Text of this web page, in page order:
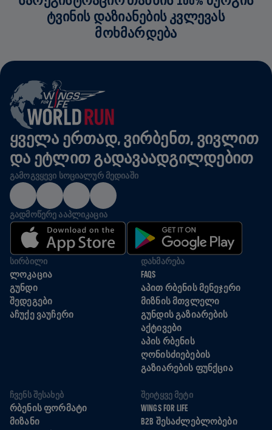
ᲢᲕᲘᲜᲘᲡ ᲓᲐᲖᲘᲐᲜᲔᲑᲘᲡ ᲙᲕᲚᲔᲕᲐᲡ
ᲛᲝᲮᲛᲐᲠᲓᲔᲑᲐ
ᲧᲕᲔᲚᲐ ᲔᲠᲗᲐᲓ, ᲕᲘᲠᲑᲔᲜᲗ, ᲕᲘᲕᲚᲘᲗ
ᲓᲐ ᲔᲢᲚᲘᲗ ᲒᲐᲓᲐᲕᲐᲐᲓᲒᲘᲚᲓᲔᲑᲘᲗ
ᲒᲐᲛᲝᲒᲕᲧᲔᲕᲘ ᲡᲝᲪᲘᲐᲚᲣᲠ ᲛᲔᲓᲘᲐᲨᲘ
ᲒᲐᲓᲛᲝᲬᲔᲠᲔ ᲐᲐᲞᲚᲘᲙᲐᲪᲘᲐ
ᲡᲘᲠᲑᲘᲚᲘ
ᲚᲝᲙᲐᲪᲘᲐ
ᲒᲣᲜᲓᲘ
ᲨᲔᲓᲔᲒᲔᲑᲘ
ᲐᲩᲣᲥᲔ ᲕᲐᲣᲩᲔᲠᲘ
ᲓᲐᲮᲛᲐᲠᲔᲑᲐ
FAQS
ᲐᲞᲘᲗ ᲠᲑᲔᲜᲘᲡ ᲛᲔᲜᲔᲯᲔᲠᲘ
ᲛᲘᲖᲜᲘᲡ ᲛᲗᲕᲚᲔᲚᲘ
ᲒᲣᲜᲓᲘᲡ ᲒᲐᲖᲘᲐᲠᲔᲑᲘᲡ
ᲐᲥᲢᲘᲕᲔᲑᲘ
ᲐᲞᲘᲡ ᲠᲑᲔᲜᲘᲡ
ᲦᲝᲜᲘᲡᲫᲘᲔᲑᲔᲑᲘᲡ
ᲒᲐᲖᲘᲐᲠᲔᲑᲘᲡ ᲤᲣᲜᲥᲪᲘᲐ
ᲩᲕᲔᲜᲡ ᲨᲔᲡᲐᲮᲔᲑ
ᲠᲑᲔᲜᲘᲡ ᲤᲝᲠᲛᲐᲢᲘ
ᲛᲘᲖᲐᲜᲘ
ᲨᲔᲘᲢᲧᲕᲔ ᲛᲔᲢᲘ
WINGS FOR LIFE
B2B ᲨᲔᲡᲐᲫᲚᲔᲑᲚᲝᲑᲔᲑᲘ